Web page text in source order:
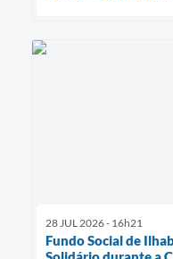
28 JUL 2026 - 16h21
Fundo Social de